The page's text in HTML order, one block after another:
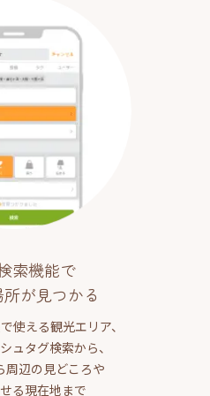
索機能で
が見つかる
使える観光エリア、
ュタグ検索から、
周辺の見どころや
る現在地まで